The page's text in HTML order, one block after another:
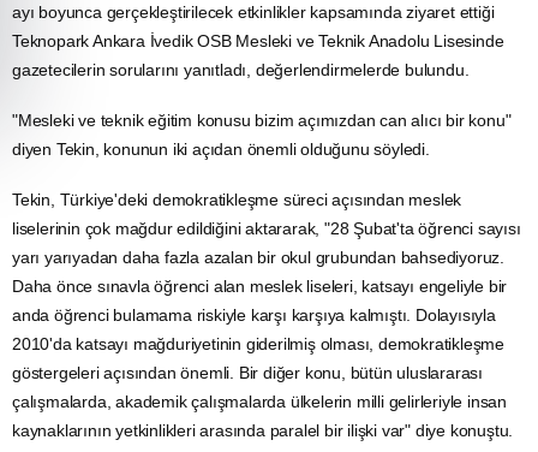
ayı boyunca gerçekleştirilecek etkinlikler kapsamında ziyaret ettiği
TeknoparkAnkara İvedikOSBMesleki ve TeknikAnadolu Lisesinde
gazetecilerin sorularını yanıtladı, değerlendirmelerde bulundu.
"Mesleki ve teknik eğitim konusu bizim açımızdan can alıcı bir konu"
diyen Tekin, konunun iki açıdan önemli olduğunu söyledi.
Tekin, Türkiye'deki demokratikleşme süreci açısından meslek
liselerinin çok mağdur edildiğini aktararak, "28 Şubat'ta öğrenci sayısı
yarı yarıyadan daha fazla azalan bir okul grubundan bahsediyoruz.
Daha önce sınavla öğrenci alan meslek liseleri, katsayı engeliyle bir
anda öğrenci bulamama riskiyle karşı karşıya kalmıştı. Dolayısıyla
2010'da katsayı mağduriyetinin giderilmiş olması, demokratikleşme
göstergeleri açısından önemli. Bir diğer konu, bütün uluslararası
çalışmalarda, akademik çalışmalarda ülkelerin milli gelirleriyle insan
kaynaklarının yetkinlikleri arasında paralel bir ilişki var" diye konuştu.